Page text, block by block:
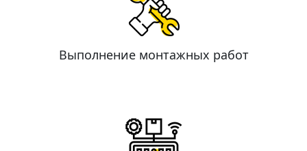
Выполнение монтажных работ